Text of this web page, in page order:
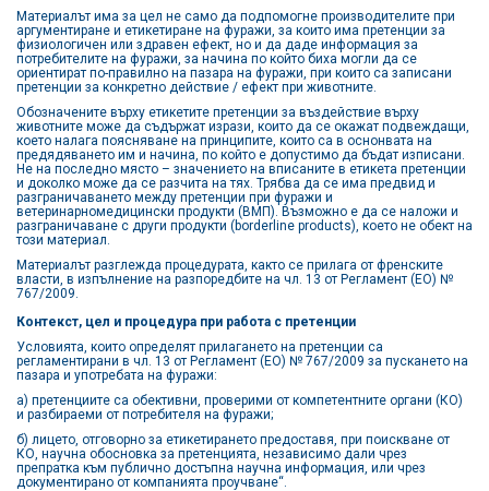
Материалът има за цел не само да подпомогне производителите при
аргументиране и етикетиране на фуражи, за които има претенции за
физиологичен или здравен ефект, но и да даде информация за
потребителите на фуражи, за начина по който биха могли да се
ориентират по-правилно на пазара на фуражи, при които са записани
претенции за конкретно действие / ефект при животните.
Обозначените върху етикетите претенции за въздействие върху
животните може да съдържат изрази, които да се окажат подвеждащи,
което налага поясняване на принципите, които са в оснонвата на
предядяването им и начина, по който е допустимо да бъдат изписани.
Не на последно място – значението на вписаните в етикета претенции
и доколко може да се разчита на тях. Трябва да се има предвид и
разграничаването между претенции при фуражи и
ветеринарномедицински продукти (ВМП). Възможно е да се наложи и
разграничаване с други продукти (borderline products), което не обект на
този материал.
Материалът разглежда процедурата, както се прилага от френските
власти, в изпълнение на разпоредбите на чл. 13 от Регламент (ЕО) №
767/2009.
Контекст, цел и процедура при работа с претенции
Условията, които определят прилагането на претенции са
регламентирани в чл. 13 от Регламент (ЕО) № 767/2009 за пускането на
пазара и употребата на фуражи:
а) претенциите са обективни, проверими от компетентните органи (КО)
и разбираеми от потребителя на фуражи;
б) лицето, отговорно за етикетирането предоставя, при поискване от
КО, научна обосновка за претенцията, независимо дали чрез
препратка към публично достъпна научна информация, или чрез
документирано от компанията проучване“.